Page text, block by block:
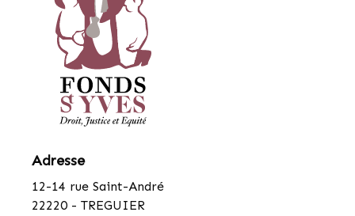
Adresse
12-14 rue Saint-André
22220 - TREGUIER